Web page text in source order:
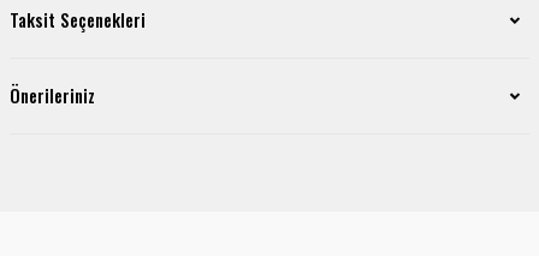
Taksit Seçenekleri
Önerileriniz